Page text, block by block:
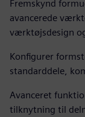
Fremskynd
avancerede
værktøjsdesign
Konfigurer
standarddele,
Avanceret
tilknytning til